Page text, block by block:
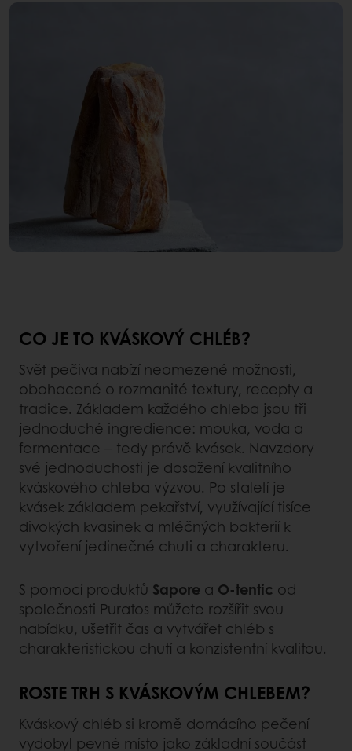
CO JE TO KVÁSKOVÝ CHLÉB?
Svět pečiva nabízí neomezené možnosti,
obohacené o rozmanité textury, recepty a
tradice. Základem každého chleba jsou tři
jednoduché ingredience: mouka, voda a
fermentace – tedy právě kvásek. Navzdory
své jednoduchosti je dosažení kvalitního
kváskového chleba výzvou. Po staletí je
kvásek základem pekařství, využívající tisíce
divokých kvasinek a mléčných bakterií k
vytvoření jedinečné chuti a charakteru.
S pomocí produktů Sapore a O-tentic od
společnosti Puratos můžete rozšířit svou
nabídku, ušetřit čas a vytvářet chléb s
charakteristickou chutí a konzistentní kvalitou.
ROSTE TRH S KVÁSKOVÝM CHLEBEM?
Kváskový chléb si kromě domácího pečení
vydobyl pevné místo jako základní součást